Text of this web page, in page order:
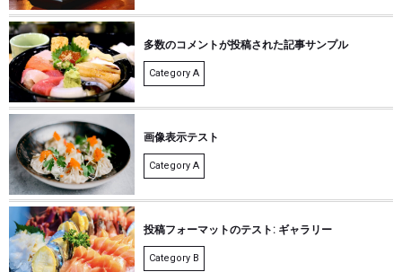
多数のコメントが投稿された記事サンプル
Category A
画像表示テスト
Category A
投稿フォーマットのテスト: ギャラリー
Category B